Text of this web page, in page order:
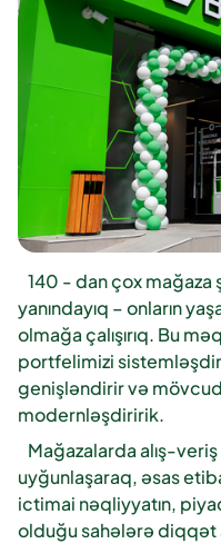
140 - dan çox
yanındayıq – onların
olmağa çalışırıq. Bu
portfelimizi
genişləndirir və mövcud
modernləşdiririk.
Mağazalarda alış-
uyğunlaşaraq, əsas
ictimai nəqliyyatın,
olduğu sahələrə diqqət